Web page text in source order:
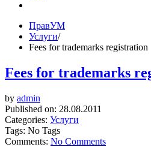
ПравУМ
Услуги/
Fees for trademarks registration
Fees for trademarks
by admin
Published on: 28.08.2011
Categories: Услуги
Tags: No Tags
Comments: No Comments